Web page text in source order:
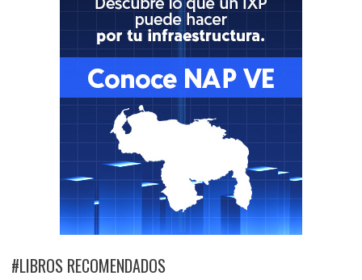
#LIBROS RECOMENDADOS